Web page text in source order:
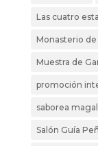
Las cuatro
Monasterio de
Muestra de
promoción
saborea
Salón Guía